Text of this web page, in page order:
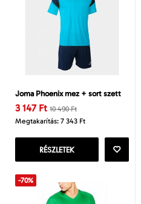
Joma Phoenix mez + sort szett
3 147 Ft 10 490 Ft
Megtakarítás: 7 343 Ft
RÉSZLETEK
-70%